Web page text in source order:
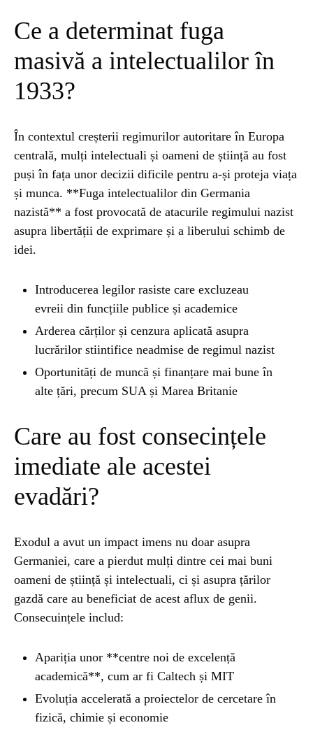
Ce a determinat fuga
masivă a intelectualilor în
1933?
În contextul creșterii regimurilor autoritare în Europa
centrală, mulți intelectuali și oameni de știință au fost
puși în fața unor decizii dificile pentru a-și proteja viața
și munca. **Fuga intelectualilor din Germania
nazistă** a fost provocată de atacurile regimului nazist
asupra libertății de exprimare și a liberului schimb de
idei.
Introducerea legilor rasiste care excluzeau
evreii din funcțiile publice și academice
Arderea cărților și cenzura aplicată asupra
lucrărilor stiintifice neadmise de regimul nazist
Oportunități de muncă și finanțare mai bune în
alte țări, precum SUA și Marea Britanie
Care au fost consecințele
imediate ale acestei
evadări?
Exodul a avut un impact imens nu doar asupra
Germaniei, care a pierdut mulți dintre cei mai buni
oameni de știință și intelectuali, ci și asupra țărilor
gazdă care au beneficiat de acest aflux de genii.
Consecuințele includ:
Apariția unor **centre noi de excelență
academică**, cum ar fi Caltech și MIT
Evoluția accelerată a proiectelor de cercetare în
fizică, chimie și economie
NATURĂ
Barajul Trei Defileuri a Încetinit Rotația
BLOG
Seriale turcesti:Top 5 cele mai bune seriale
BLOG 2 years ago
ȘTIINȚA 1 year ago
Ai simțit vreodată deja-vu? Află de ce se
întâmplă